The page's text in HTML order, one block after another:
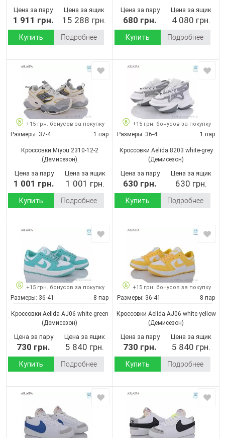
Цена за пару
1 911 грн.
Цена за ящик
15 288 грн.
Купить Подробнее
Цена за пару
680 грн.
Цена за ящик
4 080 грн.
Купить Подробнее
+15 грн. бонусов за покупку
Размеры: 37-4 1 пар
Кроссовки Miyou 2310-12-2
(Демисезон)
Цена за пару
1 001 грн.
Цена за ящик
1 001 грн.
Купить Подробнее
+15 грн. бонусов за покупку
Размеры: 36-4 1 пар
Кроссовки Aelida 8203 white-grey
(Демисезон)
Цена за пару
630 грн.
Цена за ящик
630 грн.
Купить Подробнее
+15 грн. бонусов за покупку
Размеры: 36-41 8 пар
Кроссовки Aelida AJ06 white-green
(Демисезон)
Цена за пару
730 грн.
Цена за ящик
5 840 грн.
Купить Подробнее
+15 грн. бонусов за покупку
Размеры: 36-41 8 пар
Кроссовки Aelida AJ06 white-yellow
(Демисезон)
Цена за пару
730 грн.
Цена за ящик
5 840 грн.
Купить Подробнее